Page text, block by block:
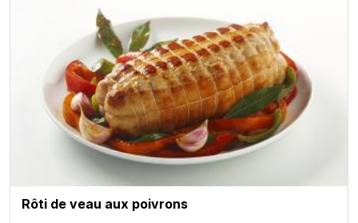
Rôti de veau aux poivrons